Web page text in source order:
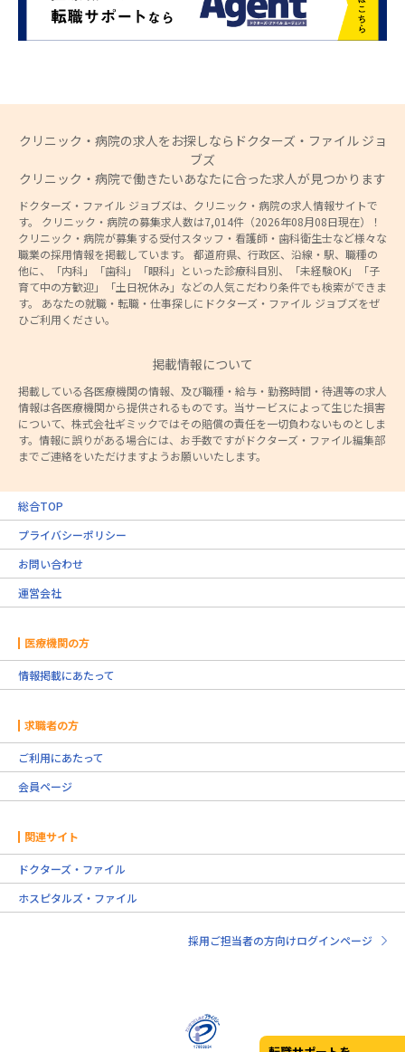
クリニック・病院の求人をお探しならドクターズ・ファイル ジョ
ブズ
クリニック・病院で働きたいあなたに合った求人が見つかります
ドクターズ・ファイル ジョブズは、クリニック・病院の求人情報サイトで
す。 クリニック・病院の募集求人数は7,014件（2026年08月08日現在）！
クリニック・病院が募集する受付スタッフ・看護師・歯科衛生士など様々な
職業の採用情報を掲載しています。 都道府県、行政区、沿線・駅、職種の
他に、「内科」「歯科」「眼科」といった診療科目別、「未経験OK」「子
育て中の方歓迎」「土日祝休み」などの人気こだわり条件でも検索ができま
す。 あなたの就職・転職・仕事探しにドクターズ・ファイル ジョブズをぜ
ひご利用ください。
掲載情報について
掲載している各医療機関の情報、及び職種・給与・勤務時間・待遇等の求人
情報は各医療機関から提供されるものです。当サービスによって生じた損害
について、株式会社ギミックではその賠償の責任を一切負わないものとしま
す。情報に誤りがある場合には、お手数ですがドクターズ・ファイル編集部
までご連絡をいただけますようお願いいたします。
総合TOP
プライバシーポリシー
お問い合わせ
運営会社
医療機関の方
情報掲載にあたって
求職者の方
ご利用にあたって
会員ページ
関連サイト
ドクターズ・ファイル
ホスピタルズ・ファイル
採用ご担当者の方向けログインページ